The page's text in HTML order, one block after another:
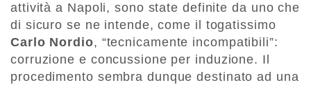
attività a Napoli, sono state definite da uno che
di sicuro se ne intende, come il togatissimo
Carlo Nordio, “tecnicamente incompatibili”:
corruzione e concussione per induzione. Il
procedimento sembra dunque destinato ad una